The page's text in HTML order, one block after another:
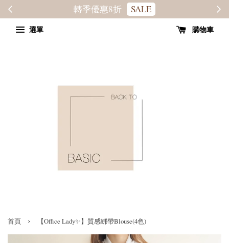
轉季優惠8折 SALE
選單 購物車
首頁 › 【Office Lady✨】質感綁帶Blouse(4色)